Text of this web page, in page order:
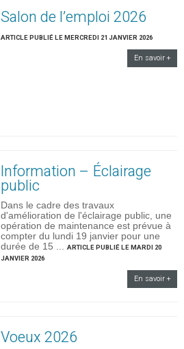
Salon de l’emploi 2026
ARTICLE PUBLIÉ LE MERCREDI 21 JANVIER 2026
En savoir +
Information – Éclairage
public
Dans le cadre des travaux
d'amélioration de l'éclairage public, une
opération de maintenance est prévue à
compter du lundi 19 janvier pour une
durée de 15 ... ARTICLE PUBLIÉ LE MARDI 20
JANVIER 2026
En savoir +
Voeux 2026